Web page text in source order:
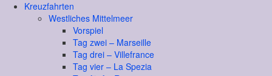
Kreuzfahrten
Westliches Mittelmeer
Vorspiel
Tag zwei – Marseille
Tag drei – Villefrance
Tag vier – La Spezia